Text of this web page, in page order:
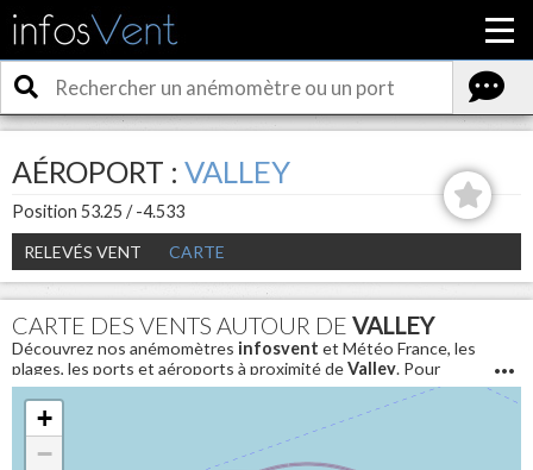
AÉROPORT : VALLEY
Position 53.25 / -4.533
RELEVÉS VENT
CARTE
CARTE DES VENTS AUTOUR DE VALLEY
Découvrez nos anémomètres infosvent et Météo France, les
plages, les ports et aéroports à proximité deValley. Pour
connaitre les conditions météo en direct et avoir la vitesse du
vent aujourd'hui autour de
+
−